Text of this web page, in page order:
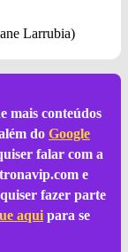
Larrubia)
mais conteúdos
do Google
falar com a
e
fazer parte
aqui para se